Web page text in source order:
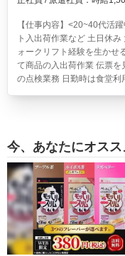
【仕事内容】<20~40代活
ト入出荷作業など 土日休み
ォークリフト経験を生かせ
て商品の入出荷作業 伝票
の点検業務 日勤時は食堂
今、あなたにオスス